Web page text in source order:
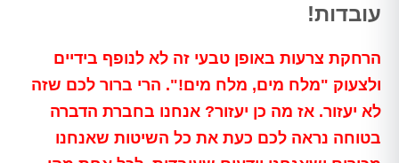
עובדות!
הרחקת צרעות באופן טבעי זה לא לנופף בידיים
ולצעוק "מלח מים, מלח מים!". הרי ברור לכם שזה
לא יעזור. אז מה כן יעזור? אנחנו בחברת הדברה
בטוחה נראה לכם כעת את כל השיטות שאנחנו